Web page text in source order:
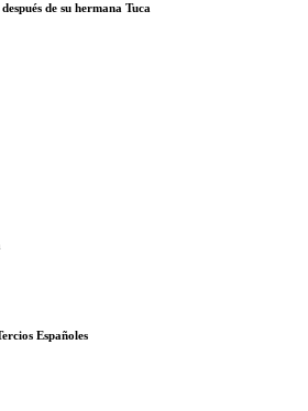
de su hermana Tuca
Españoles